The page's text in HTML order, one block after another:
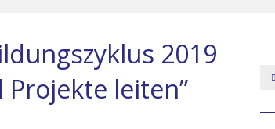
2019
leiten”